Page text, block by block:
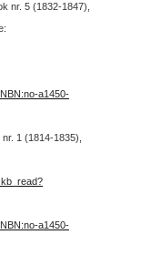
nr. 5 (1832-1847),
a1450-
1 (1814-1835),
a1450-